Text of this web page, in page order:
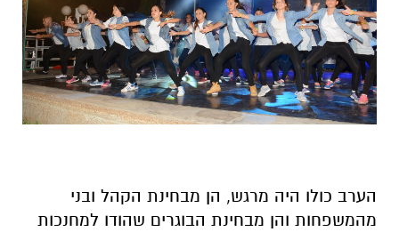
הערב כולו היה מרגש, הן מבחינת הקהל ובני
מהמשפחות והן מבחינת הבוגרים שהודו למחנכות